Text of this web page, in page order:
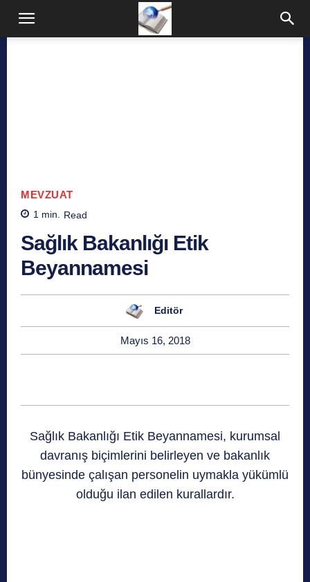
MEVZUAT
1 min. Read
Sağlık Bakanlığı Etik
Beyannamesi
Editör
Mayıs 16, 2018
Sağlık Bakanlığı Etik Beyannamesi, kurumsal
davranış biçimlerini belirleyen ve bakanlık
bünyesinde çalışan personelin uymakla yükümlü
olduğu ilan edilen kurallardır.